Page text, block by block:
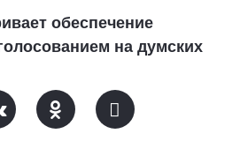
обеспечение
на думских